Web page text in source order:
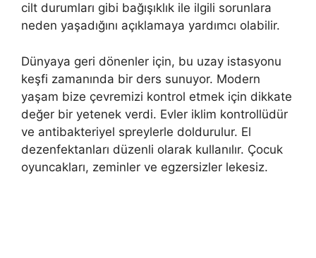
cilt durumları gibi bağışıklık ile ilgili sorunlara
neden yaşadığını açıklamaya yardımcı olabilir.
Dünyaya geri dönenler için, bu uzay istasyonu
keşfi zamanında bir ders sunuyor. Modern
yaşam bize çevremizi kontrol etmek için dikkate
değer bir yetenek verdi. Evler iklim kontrollüdür
ve antibakteriyel spreylerle doldurulur. El
dezenfektanları düzenli olarak kullanılır. Çocuk
oyuncakları, zeminler ve egzersizler lekesiz.